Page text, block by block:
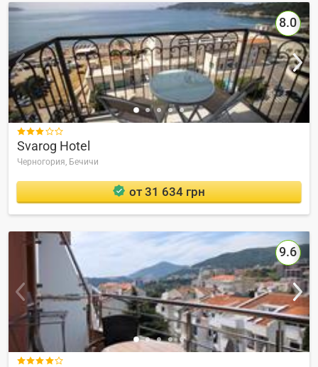
8.0

Svarog Hotel
Черногория, Бечичи
от 31 634 грн
9.6
